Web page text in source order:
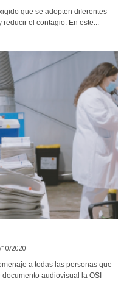
que se adopten diferentes
el contagio. En este...
10/2020
a todas las personas que
audiovisual la OSI